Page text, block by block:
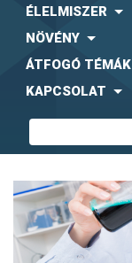
ÉLELMISZER
NÖVÉNY
ÁTFOGÓ TÉMÁK
KAPCSOLAT